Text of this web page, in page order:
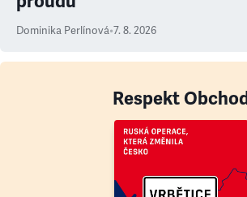
Dominika Perlínová•7. 8. 2026
Respekt Obchod